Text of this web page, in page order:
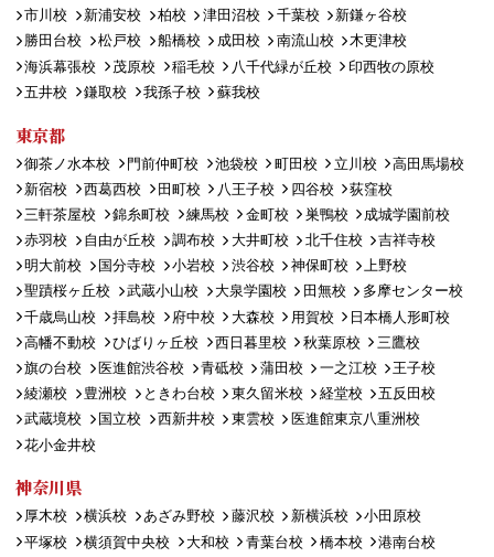
市川校 新浦安校 柏校 津田沼校 千葉校
新鎌ヶ谷校
勝田台校
松戸校 船橋校 成田校 南流山校
木更津校
海浜幕張校
茂原校 稲毛校 八千代緑が丘校
印西牧の原校
五井校
鎌取校 我孫子校 蘇我校
東京都
御茶ノ水本校 門前仲町校 池袋校 町田校 立川校
高田馬場校
新宿校
西葛西校 田町校 八王子校 四谷校
荻窪校
三軒茶屋校
錦糸町校 練馬校 金町校 巣鴨校
成城学園前校
赤羽校
自由が丘校 調布校 大井町校 北千住校
吉祥寺校
明大前校
国分寺校 小岩校 渋谷校 神保町校
上野校
聖蹟桜ヶ丘校
武蔵小山校 大泉学園校 田無校
多摩センター校
千歳烏山校
拝島校 府中校 大森校 用賀校
日本橋人形町校
高幡不動校
ひばりヶ丘校 西日暮里校 秋葉原校
三鷹校
旗の台校
医進館渋谷校 青砥校 蒲田校 一之江校
王子校
綾瀬校
豊洲校 ときわ台校 東久留米校 経堂校
五反田校
武蔵境校
国立校 西新井校 東雲校
医進館東京八重洲校
花小金井校
神奈川県
厚木校 横浜校 あざみ野校 藤沢校 新横浜校
小田原校
平塚校
横須賀中央校 大和校 青葉台校 橋本校
港南台校